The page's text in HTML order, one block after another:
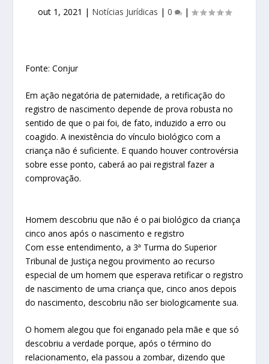
out 1, 2021 | Notícias Jurídicas | 0 |
Fonte: Conjur
Em ação negatória de paternidade, a retificação do
registro de nascimento depende de prova robusta no
sentido de que o pai foi, de fato, induzido a erro ou
coagido. A inexistência do vínculo biológico com a
criança não é suficiente. E quando houver controvérsia
sobre esse ponto, caberá ao pai registral fazer a
comprovação.
Homem descobriu que não é o pai biológico da criança
cinco anos após o nascimento e registro
Com esse entendimento, a 3ª Turma do Superior
Tribunal de Justiça negou provimento ao recurso
especial de um homem que esperava retificar o registro
de nascimento de uma criança que, cinco anos depois
do nascimento, descobriu não ser biologicamente sua.
O homem alegou que foi enganado pela mãe e que só
descobriu a verdade porque, após o término do
relacionamento, ela passou a zombar, dizendo que